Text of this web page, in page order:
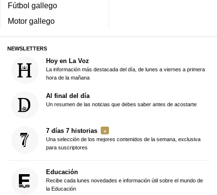
Fútbol gallego
Motor gallego
NEWSLETTERS
Hoy en La Voz
La información más destacada del día, de lunes a viernes a primera
hora de la mañana
Al final del día
Un resumen de las noticias que debes saber antes de acostarte
7 días 7 historias
Una selección de los mejores contenidos de la semana, exclusiva
para suscriptores
Educación
Recibe cada lunes novedades e información útil sobre el mundo de
la Educación